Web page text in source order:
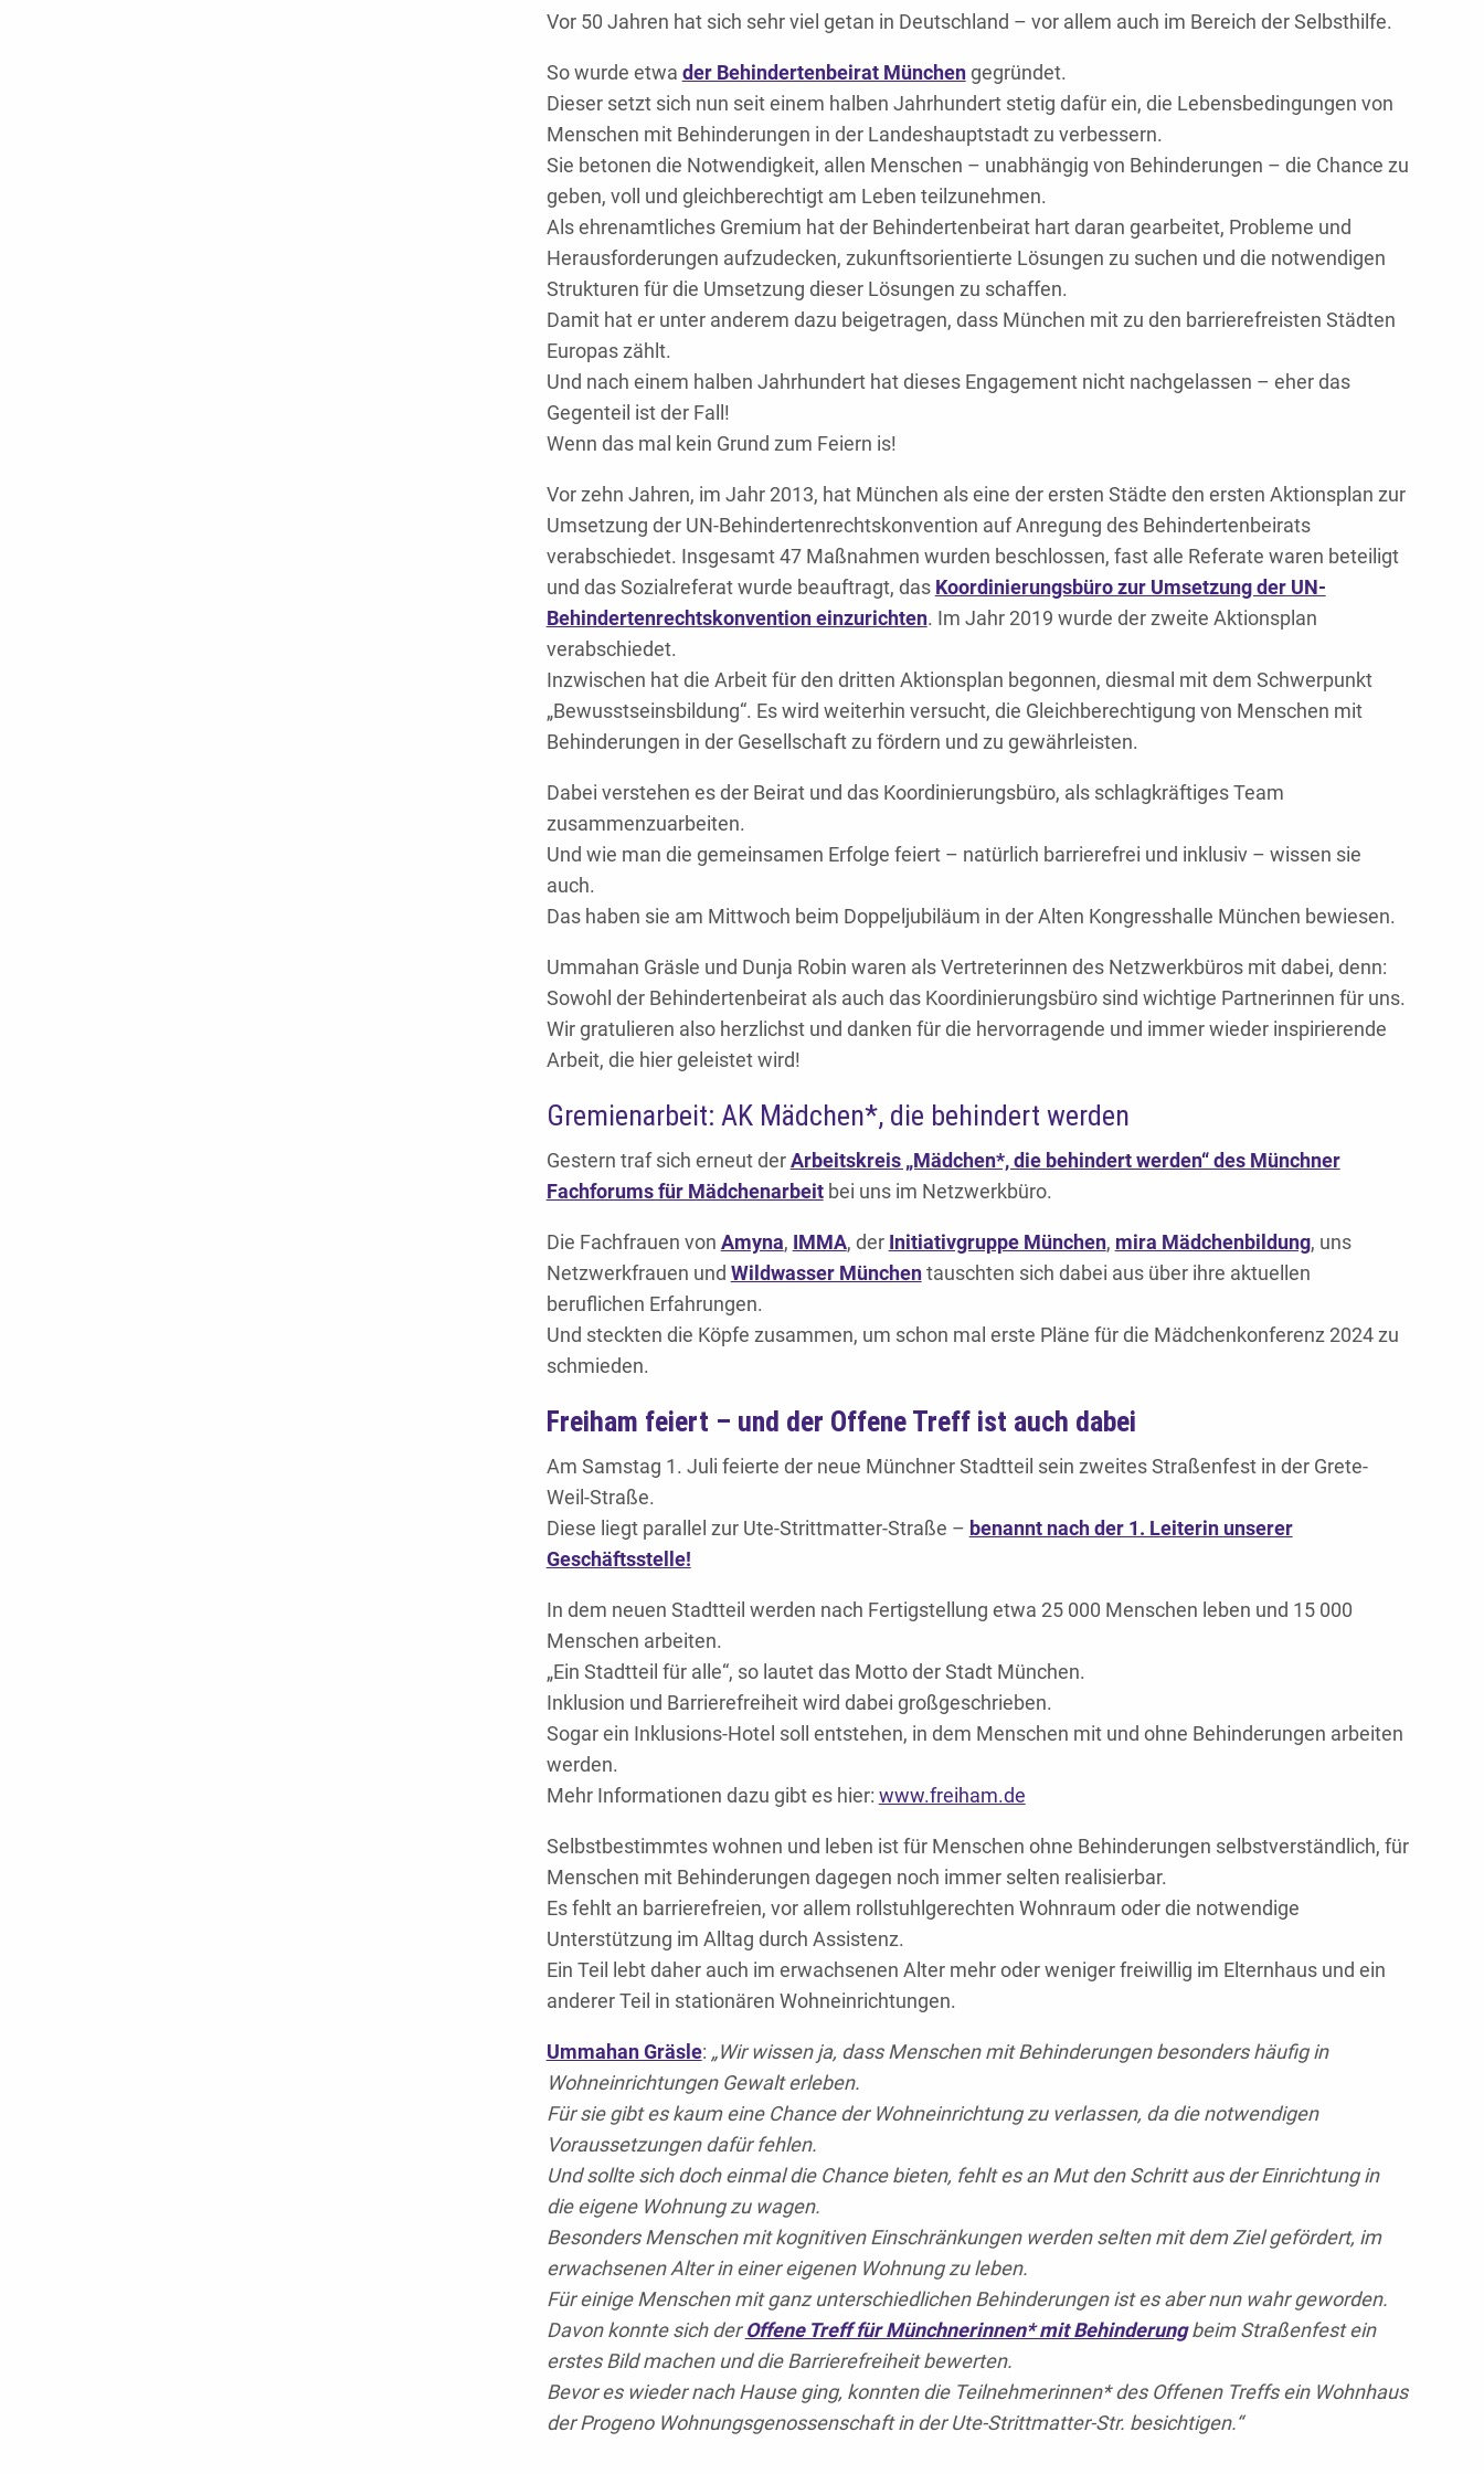
Vor 50 Jahren hat sich sehr viel getan in Deutschland – vor allem auch im Bereich der Selbsthilfe.
So wurde etwa der Behindertenbeirat Münchengegründet.
Dieser setzt sich nun seit einem halben Jahrhundert stetig dafür ein, die Lebensbedingungen von
Menschen mit Behinderungen in der Landeshauptstadt zu verbessern.
Sie betonen die Notwendigkeit, allen Menschen – unabhängig von Behinderungen – die Chance zu
geben, voll und gleichberechtigt am Leben teilzunehmen.
Als ehrenamtliches Gremium hat der Behindertenbeirat hart daran gearbeitet, Probleme und
Herausforderungen aufzudecken, zukunftsorientierte Lösungen zu suchen und die notwendigen
Strukturen für die Umsetzung dieser Lösungen zu schaffen.
Damit hat er unter anderem dazu beigetragen, dass München mit zu den barrierefreisten Städten
Europas zählt.
Und nach einem halben Jahrhundert hat dieses Engagement nicht nachgelassen – eher das
Gegenteil ist der Fall!
Wenn das mal kein Grund zum Feiern is!
Vor zehn Jahren, im Jahr 2013, hat München als eine der ersten Städte den ersten Aktionsplan zur
Umsetzung der UN-Behindertenrechtskonvention auf Anregung des Behindertenbeirats
verabschiedet. Insgesamt 47 Maßnahmen wurden beschlossen, fast alle Referate waren beteiligt
und das Sozialreferat wurde beauftragt, das Koordinierungsbüro zur Umsetzung der UN-
Behindertenrechtskonvention einzurichten. Im Jahr 2019 wurde der zweite Aktionsplan
verabschiedet.
Inzwischen hat die Arbeit für den dritten Aktionsplan begonnen, diesmal mit dem Schwerpunkt
„Bewusstseinsbildung“. Es wird weiterhin versucht, die Gleichberechtigung von Menschen mit
Behinderungen in der Gesellschaft zu fördern und zu gewährleisten.
Dabei verstehen es der Beirat und das Koordinierungsbüro, als schlagkräftiges Team
zusammenzuarbeiten.
Und wie man die gemeinsamen Erfolge feiert – natürlich barrierefrei und inklusiv – wissen sie
auch.
Das haben sie am Mittwoch beim Doppeljubiläum in der Alten Kongresshalle München bewiesen.
Ummahan Gräsle und Dunja Robin waren als Vertreterinnen des Netzwerkbüros mit dabei, denn:
Sowohl der Behindertenbeirat als auch das Koordinierungsbüro sind wichtige Partnerinnen für uns.
Wir gratulieren also herzlichst und danken für die hervorragende und immer wieder inspirierende
Arbeit, die hier geleistet wird!
Gremienarbeit: AK Mädchen*, die behindert werden
Gestern traf sich erneut derArbeitskreis „Mädchen*, die behindert werden“ des Münchner
Fachforums für Mädchenarbeitbei uns im Netzwerkbüro.
Die Fachfrauen von Amyna, IMMA, der Initiativgruppe München, mira Mädchenbildung, uns
Netzwerkfrauen und Wildwasser Münchentauschten sich dabei aus über ihre aktuellen
beruflichen Erfahrungen.
Und steckten die Köpfe zusammen, um schon mal erste Pläne für die Mädchenkonferenz 2024 zu
schmieden.
Freiham feiert – und der Offene Treff ist auch dabei
Am Samstag 1. Juli feierte der neue Münchner Stadtteil sein zweites Straßenfest in der Grete-
Weil-Straße.
Diese liegt parallel zur Ute-Strittmatter-Straße – benannt nach der 1. Leiterin unserer
Geschäftsstelle!
In dem neuen Stadtteil werden nach Fertigstellung etwa 25 000 Menschen leben und 15 000
Menschen arbeiten.
„Ein Stadtteil für alle“, so lautet das Motto der Stadt München.
Inklusion und Barrierefreiheit wird dabei großgeschrieben.
Sogar ein Inklusions-Hotel soll entstehen, in dem Menschen mit und ohne Behinderungen arbeiten
werden.
Mehr Informationen dazu gibt es hier: www.freiham.de
Selbstbestimmtes wohnen und leben ist für Menschen ohne Behinderungen selbstverständlich, für
Menschen mit Behinderungen dagegen noch immer selten realisierbar.
Es fehlt an barrierefreien, vor allem rollstuhlgerechten Wohnraum oder die notwendige
Unterstützung im Alltag durch Assistenz.
Ein Teil lebt daher auch im erwachsenen Alter mehr oder weniger freiwillig im Elternhaus und ein
anderer Teil in stationären Wohneinrichtungen.
Ummahan Gräsle: „Wir wissen ja, dass Menschen mit Behinderungen besonders häufig in
Wohneinrichtungen Gewalt erleben.
Für sie gibt es kaum eine Chance der Wohneinrichtung zu verlassen, da die notwendigen
Voraussetzungen dafür fehlen.
Und sollte sich doch einmal die Chance bieten, fehlt es an Mut den Schritt aus der Einrichtung in
die eigene Wohnung zu wagen.
Besonders Menschen mit kognitiven Einschränkungen werden selten mit dem Ziel gefördert, im
erwachsenen Alter in einer eigenen Wohnung zu leben.
Für einige Menschen mit ganz unterschiedlichen Behinderungen ist es aber nun wahr geworden.
Davon konnte sich derOffene Treff für Münchnerinnen* mit Behinderung beim Straßenfest ein
erstes Bild machen und die Barrierefreiheit bewerten.
Bevor es wieder nach Hause ging, konnten die Teilnehmerinnen* des Offenen Treffs ein Wohnhaus
der Progeno Wohnungsgenossenschaft in der Ute-Strittmatter-Str. besichtigen.“